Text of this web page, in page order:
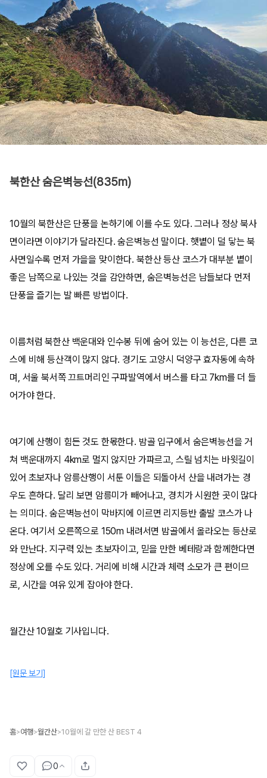
북한산 숨은벽능선(835m)
10월의 북한산은 단풍을 논하기에 이를 수도 있다. 그러나 정상 북사
면이라면 이야기가 달라진다. 숨은벽능선 말이다. 햇볕이 덜 닿는 북
사면일수록 먼저 가을을 맞이한다. 북한산 등산 코스가 대부분 볕이
좋은 남쪽으로 나있는 것을 감안하면, 숨은벽능선은 남들보다 먼저
단풍을 즐기는 발 빠른 방법이다.
이름처럼 북한산 백운대와 인수봉 뒤에 숨어 있는 이 능선은, 다른 코
스에 비해 등산객이 많지 않다. 경기도 고양시 덕양구 효자동에 속하
며, 서울 북서쪽 끄트머리인 구파발역에서 버스를 타고 7km를 더 들
어가야 한다.
여기에 산행이 힘든 것도 한몫한다. 밤골 입구에서 숨은벽능선을 거
쳐 백운대까지 4km로 멀지 않지만 가파르고, 스릴 넘치는 바윗길이
있어 초보자나 암릉산행이 서툰 이들은 되돌아서 산을 내려가는 경
우도 흔하다. 달리 보면 암릉미가 빼어나고, 경치가 시원한 곳이 많다
는 의미다. 숨은벽능선이 막바지에 이르면 리지등반 출발 코스가 나
온다. 여기서 오른쪽으로 150m 내려서면 밤골에서 올라오는 등산로
와 만난다. 지구력 있는 초보자이고, 믿을 만한 베테랑과 함께한다면
정상에 오를 수도 있다. 거리에 비해 시간과 체력 소모가 큰 편이므
로, 시간을 여유 있게 잡아야 한다.
월간산 10월호 기사입니다.
[원문 보기]
홈>여행>월간산>10월에 갈 만한 산 BEST 4
0